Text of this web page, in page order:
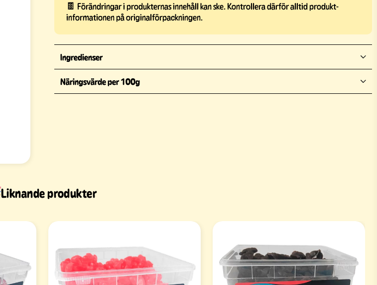
🍫 Förändringar i produkternas innehåll kan ske. Kontrollera därför alltid produkt-
informationen på originalförpackningen.
Ingredienser
Näringsvärde per 100g
Liknande produkter